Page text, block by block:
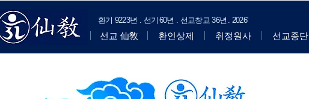
​환기 9223년 . 선기 60년 . 선교창교 36년 . 2026'
선교 仙敎 환인상제 취정원사 선교종단